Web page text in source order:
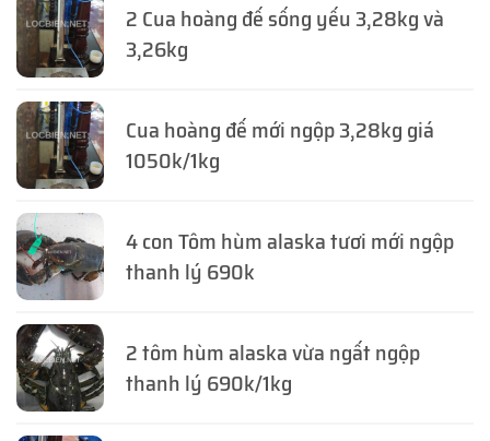
2 Cua hoàng đế sống yếu 3,28kg và
3,26kg
Cua hoàng đế mới ngộp 3,28kg giá
1050k/1kg
4 con Tôm hùm alaska tươi mới ngộp
thanh lý 690k
2 tôm hùm alaska vừa ngất ngộp
thanh lý 690k/1kg